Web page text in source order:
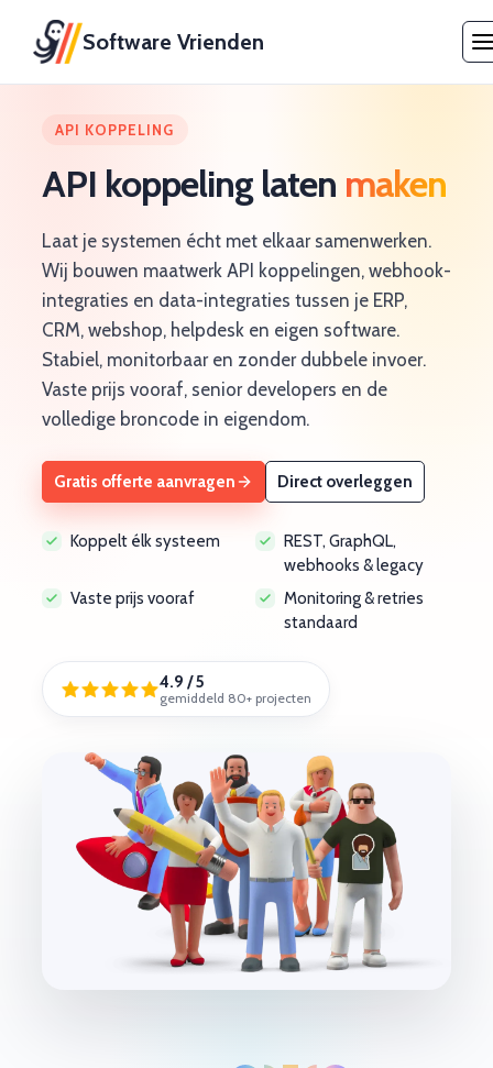
Software Vrienden
API KOPPELING
API koppeling laten maken
Laat je systemen écht met elkaar samenwerken.
Wij bouwen maatwerk API koppelingen, webhook-
integraties en data-integraties tussen je ERP,
CRM, webshop, helpdesk en eigen software.
Stabiel, monitorbaar en zonder dubbele invoer.
Vaste prijs vooraf, senior developers en de
volledige broncode in eigendom.
Gratis offerte aanvragen Direct overleggen
Koppelt élk systeem
REST, GraphQL,
webhooks & legacy
Vaste prijs vooraf
Monitoring & retries
standaard
4.9 / 5
gemiddeld 80+ projecten